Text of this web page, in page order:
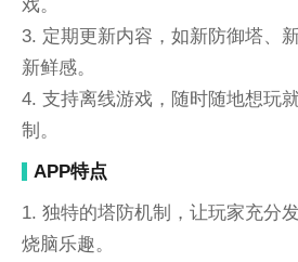
3. 定期更新内容，如新防御塔、
新鲜感。
4. 支持离线游戏，随时随地想玩
制。
APP特点
1. 独特的塔防机制，让玩家充分
烧脑乐趣。